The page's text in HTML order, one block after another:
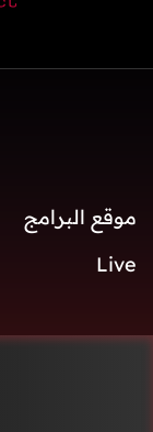
موقع البرامج
Live